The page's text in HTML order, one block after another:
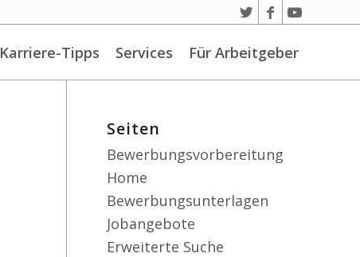
Karriere-Tipps Services Für Arbeitgeber
Seiten
Bewerbungsvorbereitung
Home
Bewerbungsunterlagen
Jobangebote
Erweiterte Suche